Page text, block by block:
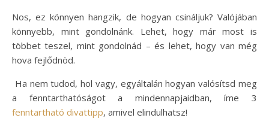
Nos, ez könnyen hangzik, de hogyan csináljuk? Valójában
könnyebb, mint gondolnánk. Lehet, hogy már most is
többet teszel, mint gondolnád – és lehet, hogy van még
hova fejlődnöd.
Ha nem tudod, hol vagy, egyáltalán hogyan valósítsd meg
a fenntarthatóságot a mindennapjaidban, íme 3
fenntartható divattipp, amivel elindulhatsz!